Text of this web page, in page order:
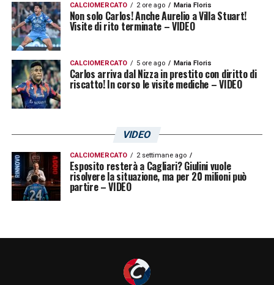
CALCIOMERCATO 2 ore ago Maria Floris
Non solo Carlos! Anche Aurelio a Villa Stuart!
Visite di rito terminate – VIDEO
CALCIOMERCATO 5 ore ago Maria Floris
Carlos arriva dal Nizza in prestito con diritto di
riscatto! In corso le visite mediche – VIDEO
VIDEO
CALCIOMERCATO 2 settimane ago
Esposito resterà a Cagliari? Giulini vuole
risolvere la situazione, ma per 20 milioni può
partire – VIDEO